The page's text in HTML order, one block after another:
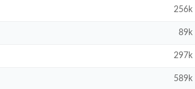
256k
89k
297k
589k